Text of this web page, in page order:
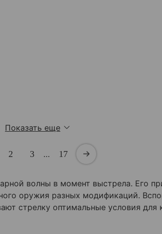
Показать еще
2 3 … 17
волны в момент выстрела. Его
оружия разных модификаций.
стрелку оптимальные условия